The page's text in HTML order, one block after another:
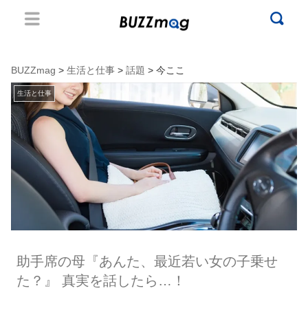
BUZZmag > 生活と仕事 > 話題 > 今ここ
生活と仕事
助手席の母『あんた、最近若い女の子乗せ
た？』 真実を話したら…！